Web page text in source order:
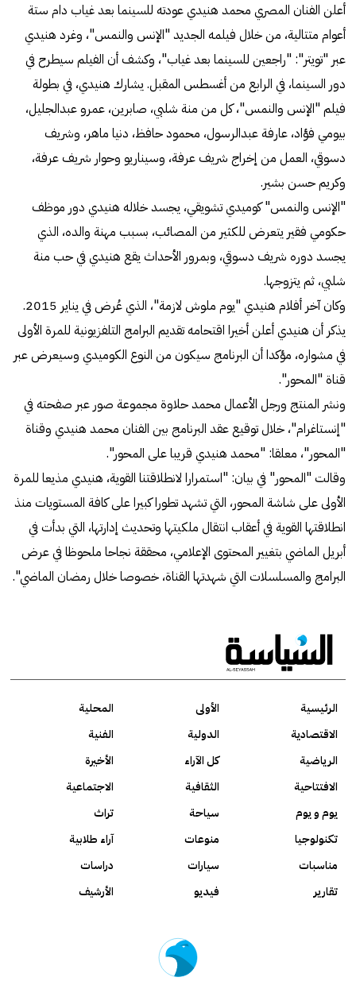
أعلن الفنان المصري محمد هنيدي عودته للسينما بعد غياب دام ستة
أعوام متتالية، من خلال فيلمه الجديد "الإنس والنمس"، وغرد هنيدي
عبر "تويتر": "راجعين للسينما بعد غياب"، وكشف أن الفيلم سيطرح في
دور السينما، في الرابع من أغسطس المقبل. يشارك هنيدي، في بطولة
فيلم "الإنس والنمس"، كل من منة شلبي، صابرين، عمرو عبدالجليل،
بيومي فؤاد، عارفة عبدالرسول، محمود حافظ، دنيا ماهر، وشريف
دسوقي، العمل من إخراج شريف عرفة، وسيناريو وحوار شريف عرفة،
وكريم حسن بشير.
"الإنس والنمس" كوميدي تشويقي، يجسد خلاله هنيدي دور موظف
حكومي فقير يتعرض للكثير من المصائب، بسبب مهنة والده، الذي
يجسد دوره شريف دسوقي، وبمرور الأحداث يقع هنيدي في حب منة
شلبي، ثم يتزوجها.
وكان آخر أفلام هنيدي "يوم ملوش لازمة"، الذي عُرض في يناير 2015.
يذكر أن هنيدي أعلن أخيرا اقتحامه تقديم البرامج التلفزيونية للمرة الأولى
في مشواره، مؤكدا أن البرنامج سيكون من النوع الكوميدي وسيعرض عبر
قناة "المحور".
ونشر المنتج ورجل الأعمال محمد حلاوة مجموعة صور عبر صفحته في
"إنستاغرام"، خلال توقيع عقد البرنامج بين الفنان محمد هنيدي وقناة
"المحور"، معلقا: "محمد هنيدي قريبا على المحور".
وقالت "المحور" في بيان: "استمرارا لانطلاقتنا القوية، هنيدي مذيعا للمرة
الأولى على شاشة المحور، التي تشهد تطورا كبيرا على كافة المستويات منذ
انطلاقتها القوية في أعقاب انتقال ملكيتها وتحديث إدارتها، التي بدأت في
أبريل الماضي بتغيير المحتوى الإعلامي، محققة نجاحا ملحوظا في عرض
البرامج والمسلسلات التي شهدتها القناة، خصوصا خلال رمضان الماضي".
الرئيسية الأولى
المحلية
الاقتصادية
الدولية
الفنية
الرياضية
كل الآراء
الأخيرة
الافتتاحية
الثقافية
الاجتماعية
يوم و يوم
سياحة
تراث
تكنولوجيا
منوعات
آراء طلابية
مناسبات
سيارات
دراسات
تقارير
فيديو الأرشيف